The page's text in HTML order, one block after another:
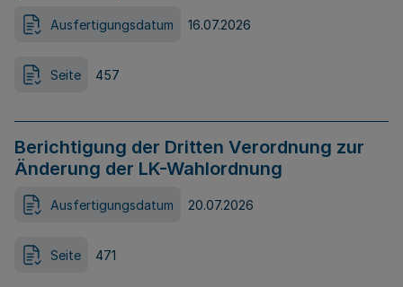
Ausfertigungsdatum 16.07.2026
Seite 457
Berichtigung der Dritten Verordnung zur
Änderung der LK-Wahlordnung
Ausfertigungsdatum 20.07.2026
Seite 471